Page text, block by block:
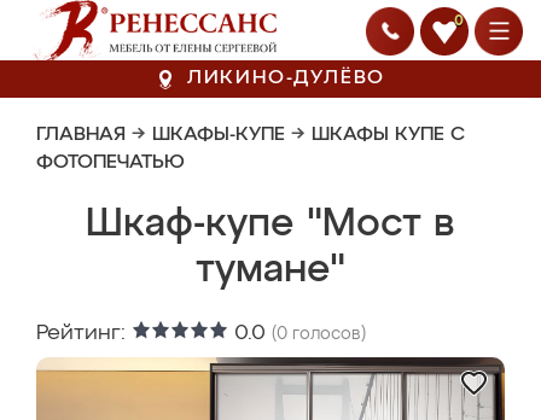
0
ЛИКИНО-ДУЛЁВО
ГЛАВНАЯ → ШКАФЫ-КУПЕ → ШКАФЫ КУПЕ С
ФОТОПЕЧАТЬЮ
Шкаф-купе "Мост в
тумане"
Рейтинг: 0.0 (0 голосов)